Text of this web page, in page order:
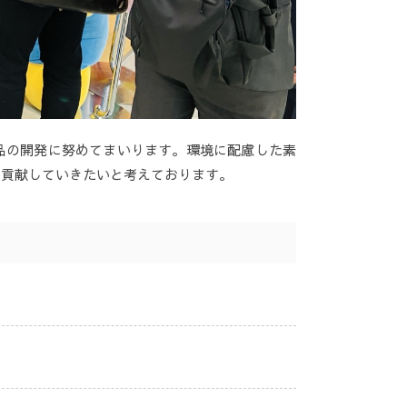
開発に努めてまいります。環境に配慮した素
献していきたいと考えております。